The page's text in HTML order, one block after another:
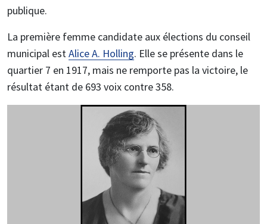
publique.
La première femme candidate aux élections du conseil
municipal estAlice A. Holling. Elle se présente dans le
quartier 7 en 1917, mais ne remporte pas la victoire, le
résultat étant de 693 voix contre 358.